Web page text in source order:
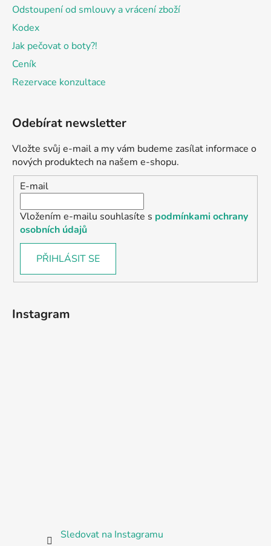
Odstoupení od smlouvy a vrácení zboží
Kodex
Jak pečovat o boty?!
Ceník
Rezervace konzultace
Odebírat newsletter
Vložte svůj e-mail a my vám budeme zasílat informace o
nových produktech na našem e-shopu.
E-mail
Vložením e-mailu souhlasíte s podmínkami ochrany
osobních údajů
PŘIHLÁSIT SE
Instagram
Sledovat na Instagramu